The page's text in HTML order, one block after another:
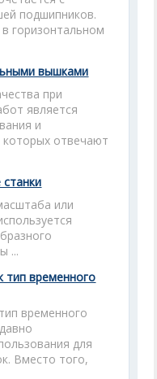
подшипников.
горизонтальном
вышками
при
является
и
которых отвечают
или
...
тип временного
временного
для
Вместо того,